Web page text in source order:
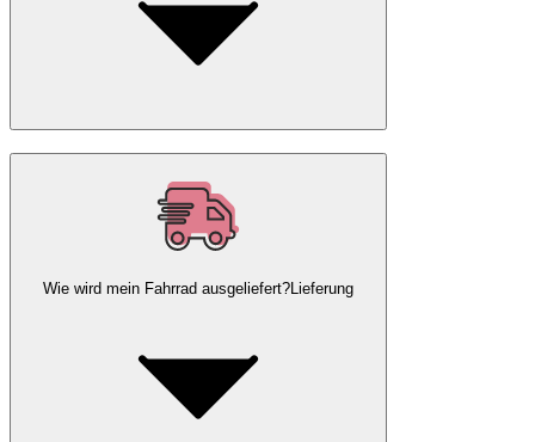
Wie wird mein Fahrrad ausgeliefert?Lieferung